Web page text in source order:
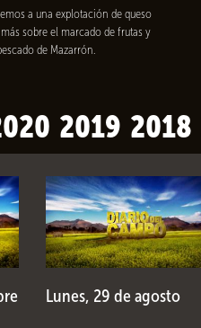
a una explotación de queso
sobre el marcado de frutas y
de Mazarrón.
2019 2018
Lunes, 29 de agosto